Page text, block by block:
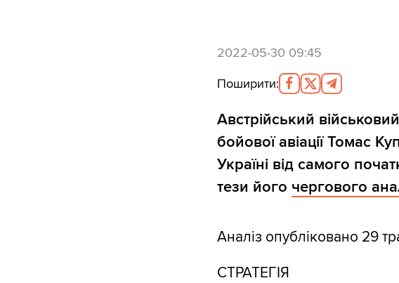
2022-05-30 09:45
Поширити:
Австрійський
бойової авіації Томас
Україні від самого
тези його чергового
Аналіз опубліковано 29
СТРАТЕГІЯ